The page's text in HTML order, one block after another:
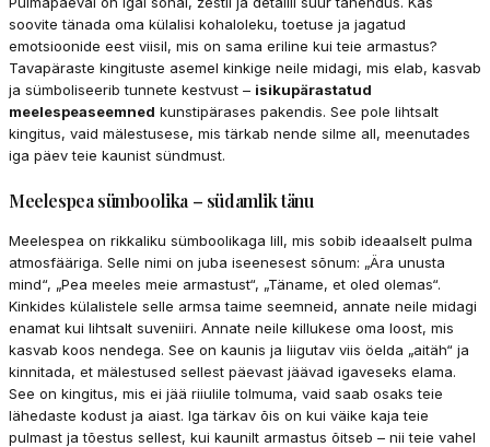
soovite tänada oma külalisi kohaloleku, toetuse ja jagatud
emotsioonide eest viisil, mis on sama eriline kui teie armastus?
Tavapäraste kingituste asemel kinkige neile midagi, mis elab, kasvab
ja sümboliseerib tunnete kestvust – isikupärastatud
meelespeaseemned kunstipärases pakendis. See pole lihtsalt
kingitus, vaid mälestusese, mis tärkab nende silme all, meenutades
iga päev teie kaunist sündmust.
Meelespea sümboolika – südamlik tänu
Meelespea on rikkaliku sümboolikaga lill, mis sobib ideaalselt pulma
atmosfääriga. Selle nimi on juba iseenesest sõnum: „Ära unusta
mind“, „Pea meeles meie armastust“, „Täname, et oled olemas“.
Kinkides külalistele selle armsa taime seemneid, annate neile midagi
enamat kui lihtsalt suveniiri. Annate neile killukese oma loost, mis
kasvab koos nendega. See on kaunis ja liigutav viis öelda „aitäh“ ja
kinnitada, et mälestused sellest päevast jäävad igaveseks elama.
See on kingitus, mis ei jää riiulile tolmuma, vaid saab osaks teie
lähedaste kodust ja aiast. Iga tärkav õis on kui väike kaja teie
pulmast ja tõestus sellest, kui kaunilt armastus õitseb – nii teie vahel